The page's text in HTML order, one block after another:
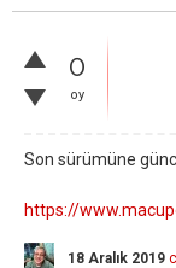
0
oy
Son sürümüne
https://
18 Aralık 2019